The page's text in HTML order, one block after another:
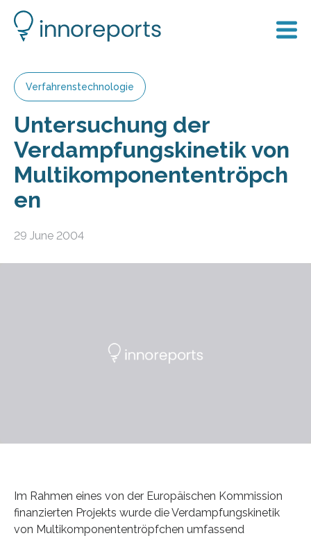
Verfahrenstechnologie
Untersuchung der
Verdampfungskinetik von
Multikomponententröpch
en
29 June 2004
Im Rahmen eines von der Europäischen Kommission
finanzierten Projekts wurde die Verdampfungskinetik
von Multikomponententröpfchen umfassend